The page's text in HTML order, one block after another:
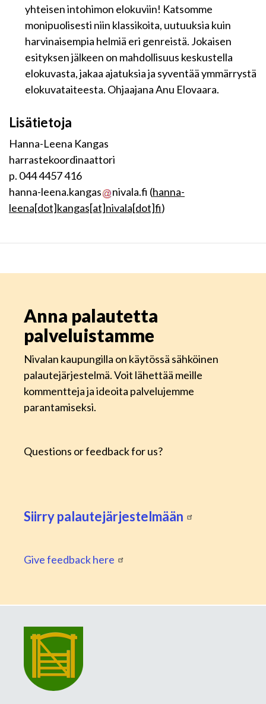
yhteisen intohimon elokuviin! Katsomme
monipuolisesti niin klassikoita, uutuuksia kuin
harvinaisempia helmiä eri genreistä. Jokaisen
esityksen jälkeen on mahdollisuus keskustella
elokuvasta, jakaa ajatuksia ja syventää ymmärrystä
elokuvataiteesta. Ohjaajana Anu Elovaara.
Lisätietoja
Hanna-Leena Kangas
harrastekoordinaattori
p. 044 4457 416
hanna-leena.kangas
nivala.fi (hanna-
leena[dot]kangas[at]nivala[dot]fi)
Anna palautetta
palveluistamme
Nivalan kaupungilla on käytössä sähköinen
palautejärjestelmä. Voit lähettää meille
kommentteja ja ideoita palvelujemme
parantamiseksi.
Questions or feedback for us?
Siirry palautejärjestelmään
Give feedback here